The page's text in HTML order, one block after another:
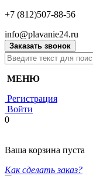
+7 (812)507-88-56
info@plavanie24.ru
Заказать звонок
МЕНЮ
Регистрация
Войти
0
Ваша корзина пуста
Как сделать заказ?